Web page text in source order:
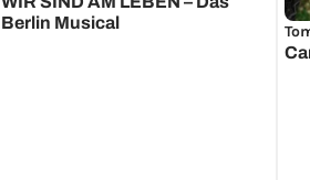
Berlin Musical